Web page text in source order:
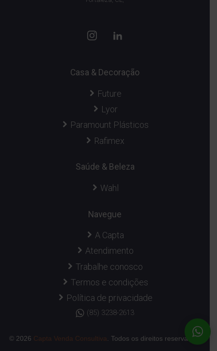
Casa & Decoração
Future
Lyor
Paramount Plásticos
Rafimex
Saúde & Beleza
Wahl
Navegue
A Capta
Atendimento
Trabalhe conosco
Termos e condições
Política de privacidade
(85) 3238-2613
© 2026 Capta Venda Consultiva . Todos os direitos reservados.